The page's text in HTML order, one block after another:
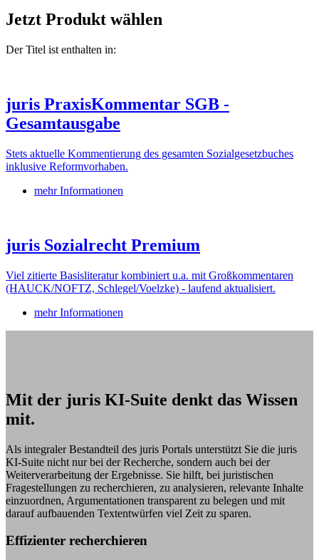
Jetzt Produkt wählen
Der Titel ist enthalten in:
juris PraxisKommentar SGB -
Gesamtausgabe
Stets aktuelle Kommentierung des gesamten Sozialgesetzbuches
inklusive Reformvorhaben.
mehr Informationen
juris Sozialrecht Premium
Viel zitierte Basisliteratur kombiniert u.a. mit Großkommentaren
(HAUCK/NOFTZ, Schlegel/Voelzke) - laufend aktualisiert.
mehr Informationen
Mit der juris KI-Suite denkt das Wissen
mit.
Als integraler Bestandteil des juris Portals unterstützt Sie die juris
KI-Suite nicht nur bei der Recherche, sondern auch bei der
Weiterverarbeitung der Ergebnisse. Sie hilft, bei juristischen
Fragestellungen zu recherchieren, zu analysieren, relevante Inhalte
einzuordnen, Argumentationen transparent zu belegen und mit
darauf aufbauenden Textentwürfen viel Zeit zu sparen.
Effizienter recherchieren